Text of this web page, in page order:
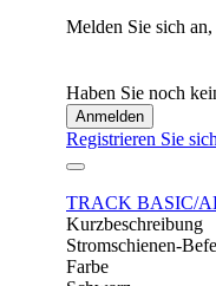
Melden Sie sich
Haben Sie noch
Anmelden
Registrieren Sie sich
TRACK BASIC/
Kurzbeschreibung
Stromschienen-
Farbe